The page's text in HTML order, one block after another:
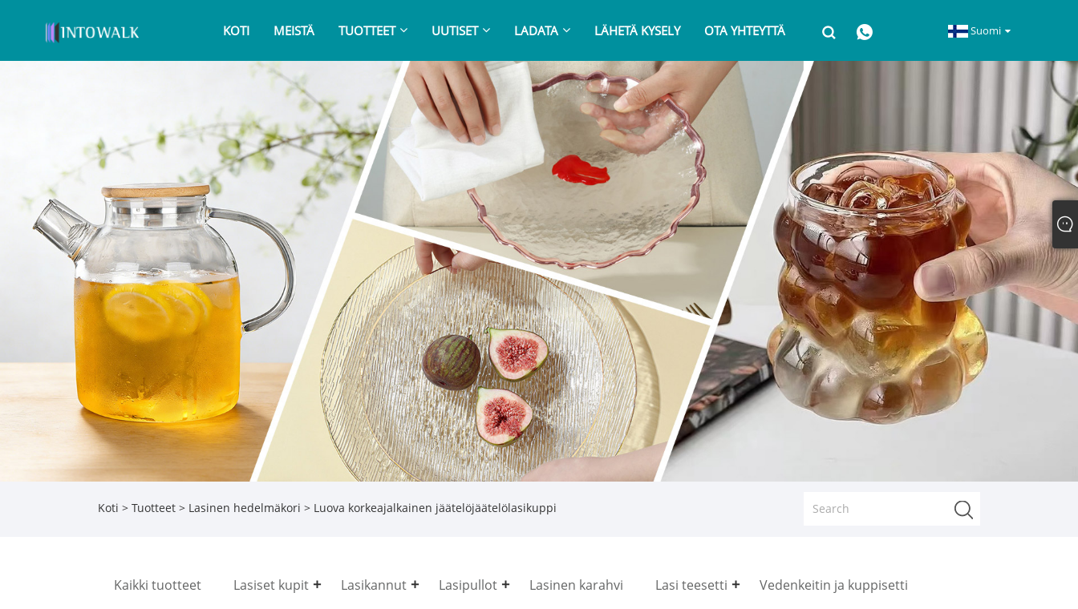
KOTI MEISTÄ TUOTTEET UUTISET LADATA LÄHETÄ KYSELY OTA YHTEYTTÄ Suomi
Koti > Tuotteet > Lasinen hedelmäkori > Luova korkeajalkainen jäätelöjäätelölasikuppi
Kaikki tuotteet Lasiset kupit Lasikannut Lasipullot Lasinen karahvi Lasi teesetti Vedenkeitin ja kuppisetti